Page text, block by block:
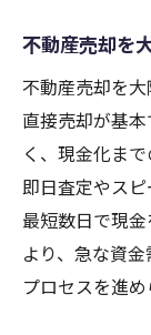
信頼を重
信頼
大阪
不動
徴
信頼
ト
口コ
不動産売却を
不動産売却を
直接売却が基
く、現金化ま
即日査定やスピ
最短数日で現
より、急な資
プロセスを進め